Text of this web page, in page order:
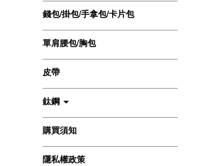
錢包/掛包/手拿包/卡片包
單肩腰包/胸包
皮帶
鈦鋼
購買須知
隱私權政策